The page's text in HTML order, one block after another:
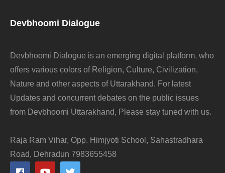
Devbhoomi Dialogue
Devbhoomi Dialogue is an emerging digital platform, who
offers various colors of Religion, Culture, Civilization,
Nature and other aspects of Uttarakhand. For latest
Updates and concurrent debates on the public issues
from Devbhoomi Uttarakhand, Please stay tuned with us.
Raja Ram Vihar, Opp. Himjyoti School, Sahastradhara
Road, Dehradun 7983655458